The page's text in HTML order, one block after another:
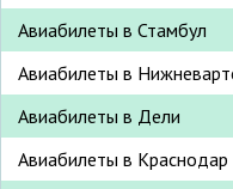
Авиабилеты в Стамбул
Авиабилеты в
Авиабилеты в Дели
Авиабилеты в Краснодар